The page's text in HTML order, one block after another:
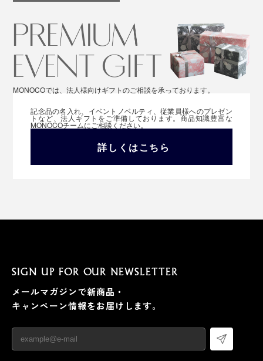
MONOCOでは、法人様向けギフトのご相談を承っております。
記念品の名入れ、イベントノベルティ、従業員様へのプレゼン
トなど、法人ギフトをご準備しております。商品知識豊富な
MONOCOチームにご相談ください。
詳しくはこちら
SIGN UP FOR OUR NEWSLETTER
メールマガジンで新商品・
キャンペーン情報をお届けします。